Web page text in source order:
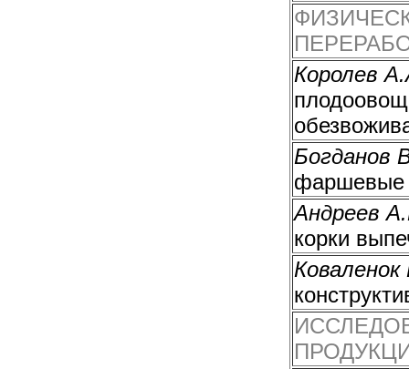
Королев
Богданов
фаршевые
Андреев
корки